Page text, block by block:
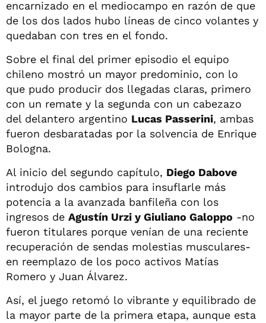
encarnizado en el mediocampo en razón de que
de los dos lados hubo líneas de cinco volantes y
quedaban con tres en el fondo.
Sobre el final del primer episodio el equipo
chileno mostró un mayor predominio, con lo
que pudo producir dos llegadas claras, primero
con un remate y la segunda con un cabezazo
del delantero argentino Lucas Passerini, ambas
fueron desbaratadas por la solvencia de Enrique
Bologna.
Al inicio del segundo capítulo, Diego Dabove
introdujo dos cambios para insuflarle más
potencia a la avanzada banfileña con los
ingresos de Agustín Urzi y Giuliano Galoppo -no
fueron titulares porque venían de una reciente
recuperación de sendas molestias musculares-
en reemplazo de los poco activos Matías
Romero y Juan Álvarez.
Así, el juego retomó lo vibrante y equilibrado de
la mayor parte de la primera etapa, aunque esta